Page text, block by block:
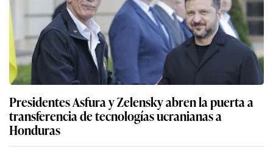
Presidentes Asfura y Zelensky abren la puerta a
transferencia de tecnologías ucranianas a
Honduras